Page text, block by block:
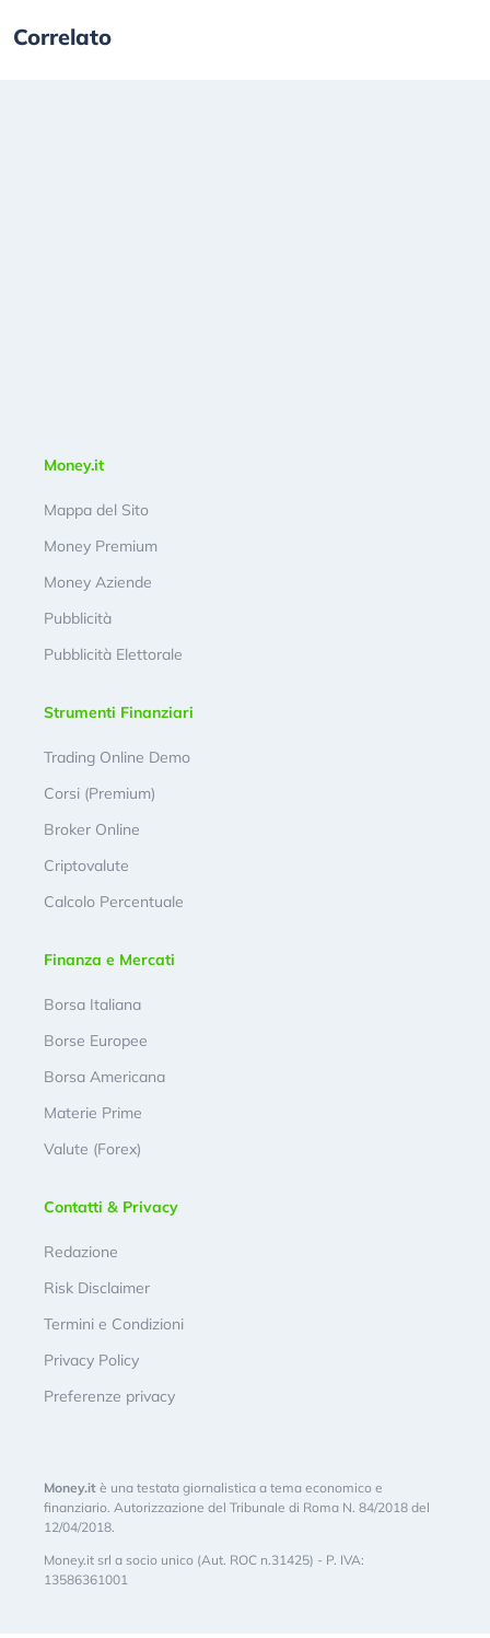
Correlato
Money.it
Mappa del Sito
Money Premium
Money Aziende
Pubblicità
Pubblicità Elettorale
Strumenti Finanziari
Trading Online Demo
Corsi (Premium)
Broker Online
Criptovalute
Calcolo Percentuale
Finanza e Mercati
Borsa Italiana
Borse Europee
Borsa Americana
Materie Prime
Valute (Forex)
Contatti & Privacy
Redazione
Risk Disclaimer
Termini e Condizioni
Privacy Policy
Preferenze privacy
Money.it è una testata giornalistica a tema economico e
finanziario. Autorizzazione del Tribunale di Roma N. 84/2018 del
12/04/2018.
Money.it srl a socio unico (Aut. ROC n.31425) - P. IVA:
13586361001